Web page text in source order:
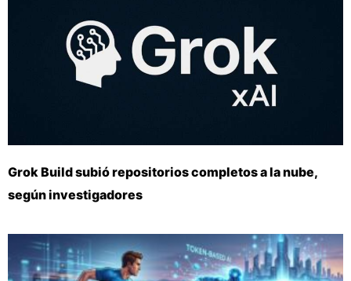
Grok Build subió repositorios completos a la nube,
según investigadores